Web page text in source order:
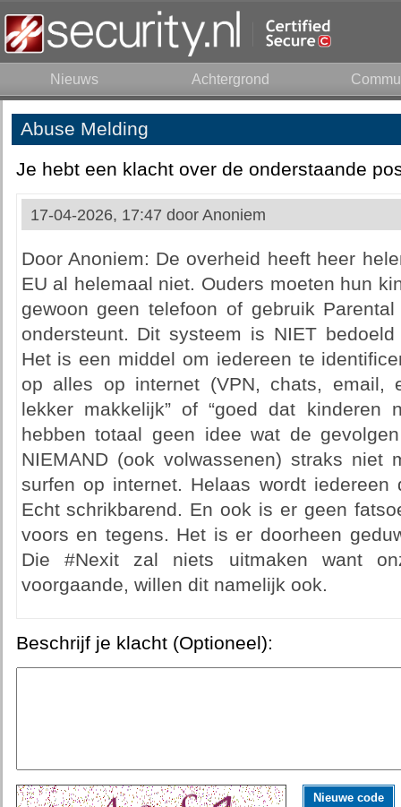
Nieuws Achtergrond
Abuse Melding
Je hebt een klacht over de onderstaande
17-04-2026, 17:47 door Anoniem
Door Anoniem: De overheid heeft heer
EU al helemaal niet. Ouders moeten hun
gewoon geen telefoon of gebruik
ondersteunt. Dit systeem is NIET
Het is een middel om iedereen te
op alles op internet (VPN, chats, email,
lekker makkelijk” of “goed dat kinderen
hebben totaal geen idee wat de
NIEMAND (ook volwassenen) straks niet
surfen op internet. Helaas wordt
Echt schrikbarend. En ook is er geen
voors en tegens. Het is er doorheen
Die #Nexit zal niets uitmaken want
voorgaande, willen dit namelijk ook.
Beschrijf je klacht (Optioneel):
Nieuwe code